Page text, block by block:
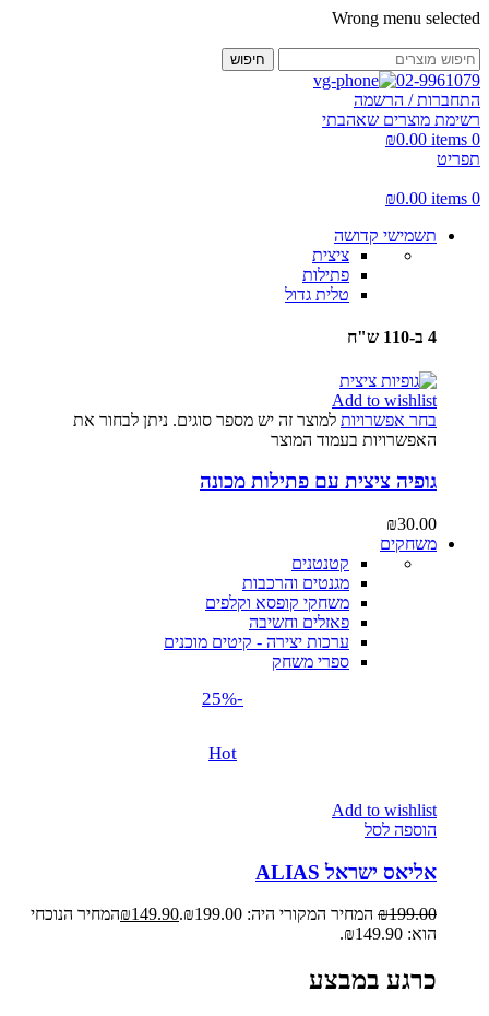
Wrong menu selected
חיפוש
02-9961079
התחברות / הרשמה
רשימת מוצרים שאהבתי
0
items
₪0.00
תפריט
0
items
₪0.00
תשמישי קדושה
ציצית
פתילות
טלית גדול
4 ב-110 ש"ח
Add to wishlist
בחר אפשרויות למוצר זה יש מספר סוגים. ניתן לבחור את
האפשרויות בעמוד המוצר
גופיה ציצית עם פתילות מכונה
₪30.00
משחקים
קטנטנים
מגנטים והרכבות
משחקי קופסא וקלפים
פאזלים וחשיבה
ערכות יצירה - קיטים מוכנים
ספרי משחק
-25%
Hot
Add to wishlist
הוספה לסל
אליאס ישראל ALIAS
₪199.00 המחיר המקורי היה: ₪199.00. ₪149.90
המחיר הנוכחי
הוא: ₪149.90.
כרגע במבצע